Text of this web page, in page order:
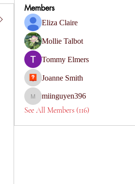
Members
Eliza Claire
Mollie Talbot
Tommy Elmers
Joanne Smith
miinguyen396
miinguyen396
See All Members (116)